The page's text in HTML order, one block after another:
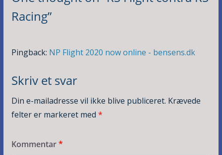
Racing”
Pingback: NP Flight 2020 now online - bensens.dk
Skriv et svar
Din e-mailadresse vil ikke blive publiceret. Krævede
felter er markeret med *
Kommentar*